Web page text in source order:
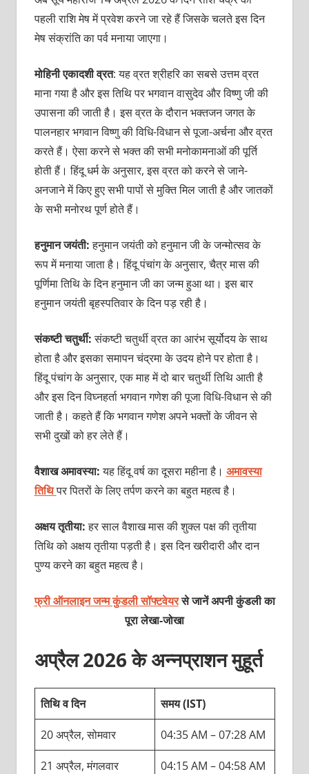
पहली राशि मेष में प्रवेश करने जा रहे हैं जिसके चलते इस दिन
मेष संक्रांति का पर्व मनाया जाएगा।
मोहिनी एकादशी व्रत: यह व्रत श्रीहरि का सबसे उत्तम व्रत
माना गया है और इस तिथि पर भगवान वासुदेव और विष्णु जी की
उपासना की जाती है। इस व्रत के दौरान भक्तजन जगत के
पालनहार भगवान विष्णु की विधि-विधान से पूजा-अर्चना और व्रत
करते हैं। ऐसा करने से भक्त की सभी मनोकामनाओं की पूर्ति
होती हैं। हिंदू धर्म के अनुसार, इस व्रत को करने से जाने-
अनजाने में किए हुए सभी पापों से मुक्ति मिल जाती है और जातकों
के सभी मनोरथ पूर्ण होते हैं।
हनुमान जयंती:हनुमान जयंती को हनुमान जी के जन्मोत्सव के
रूप में मनाया जाता है। हिंदू पंचांग के अनुसार, चैत्र मास की
पूर्णिमा तिथि के दिन हनुमान जी का जन्म हुआ था। इस बार
हनुमान जयंती बृहस्‍पतिवार के दिन पड़ रही है।
संकष्टी चतुर्थी:संकष्टी चतुर्थी व्रत का आरंभ सूर्योदय के साथ
होता है और इसका समापन चंद्रमा के उदय होने पर होता है।
हिंदू पंचांग के अनुसार, एक माह में दो बार चतुर्थी तिथि आती है
और इस दिन विघ्नहर्ता भगवान गणेश की पूजा विधि-विधान से की
जाती है। कहते हैं कि भगवान गणेश अपने भक्तों के जीवन से
सभी दुखों को हर लेते हैं।
वैशाख अमावस्‍या:यह हिंदू वर्ष का दूसरा महीना है। अमावस्‍या
तिथिपर पितरों के लिए तर्पण करने का बहुत महत्‍व है।
अक्षय तृतीया:हर साल वैशाख मास की शुक्‍ल पक्ष की तृतीया
तिथि को अक्षय तृतीया पड़ती है। इस दिन खरीदारी और दान
पुण्‍य करने का बहुत महत्‍व है।
फ्री ऑनलाइन जन्म कुंडली सॉफ्टवेयरसे जानें अपनी कुंडली का
पूरा लेखा-जोखा
अप्रैल 2026 के अन्‍नप्राशन मुहूर्त
तिथि व दिन समय (IST)
20 अप्रैल, सोमवार 04:35 AM – 07:28 AM
21 अप्रैल, मंगलवार 04:15 AM – 04:58 AM